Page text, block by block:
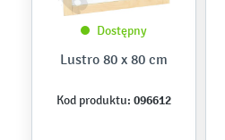
Dostępny
Lustro 80 x 80 cm
Kod produktu: 096612